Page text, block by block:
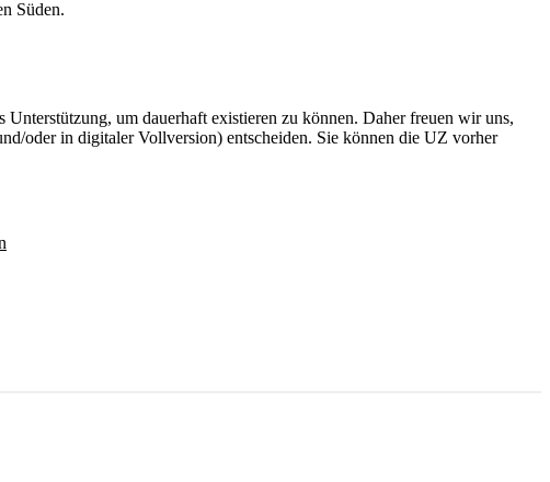
Süden.
um dauerhaft existieren zu können. Daher freuen wir uns,
oder in digitaler Vollversion) entscheiden. Sie können die UZ vorher